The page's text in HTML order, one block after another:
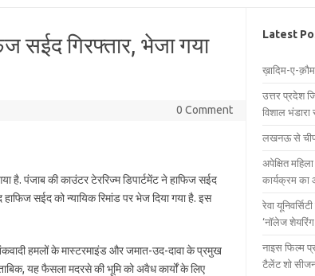
सईद गिरफ्तार, भेजा गया
0 Comment
है. पंजाब की काउंटर टेररिज्म डिपार्टमेंट ने हाफिज सईद
हाफिज सईद को न्यायिक रिमांड पर भेज दिया गया है. इस
हमलों के मास्टरमाइंड और जमात-उद-दावा के प्रमुख
यह फैसला मदरसे की भूमि को अवैध कार्यों के लिए
Latest
ख़ादिम-ए-
उत्तर प्रदेश
विशाल भंडारा
लखनऊ से चीफ
अपेक्षित
कार्यक्रम
रेवा
‘नॉलेज
नाइस फिल्म
टैलेंट शो